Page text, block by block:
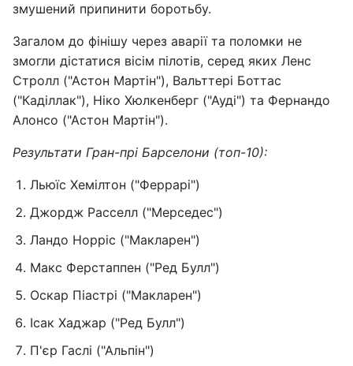
змушений припинити боротьбу.
Загалом до фінішу через аварії та поломки не
змогли дістатися вісім пілотів, серед яких Ленс
Стролл ("Астон Мартін"), Вальттері Боттас
("Каділлак"), Ніко Хюлкенберг ("Ауді") та Фернандо
Алонсо ("Астон Мартін").
Результати Гран-прі Барселони (топ-10):
Льюїс Хемілтон ("Феррарі")
Джордж Расселл ("Мерседес")
Ландо Норріс ("Макларен")
Макс Ферстаппен ("Ред Булл")
Оскар Піастрі ("Макларен")
Ісак Хаджар ("Ред Булл")
П'єр Гаслі ("Альпін")